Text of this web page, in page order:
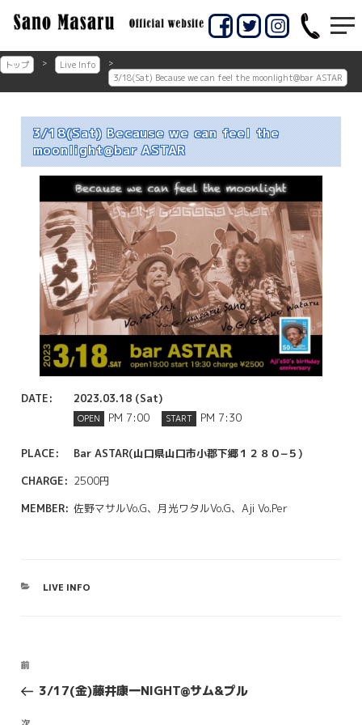
ン
ツ
へ
佐賀市の佐野マサル
ギター教室
佐賀市のギター教室
トップ
Live Info
3/18(Sat) Because we can feel the moonlight@bar ASTAR
3/18(Sat) Because we can feel the
moonlight@bar ASTAR
DATE: 2023.03.18 (Sat)
OPEN PM 7:00 START PM 7:30
PLACE:
Bar ASTAR(山口県山口市小郡下郷１２８０−５)
CHARGE: 2500円
MEMBER: 佐野マサルVo.G、月光ワタルVo.G、Aji Vo.Per
カ
LIVE INFO
投
ナ
前
投
稿
前
3/17(金)藤井康一NIGHT@サム&プル